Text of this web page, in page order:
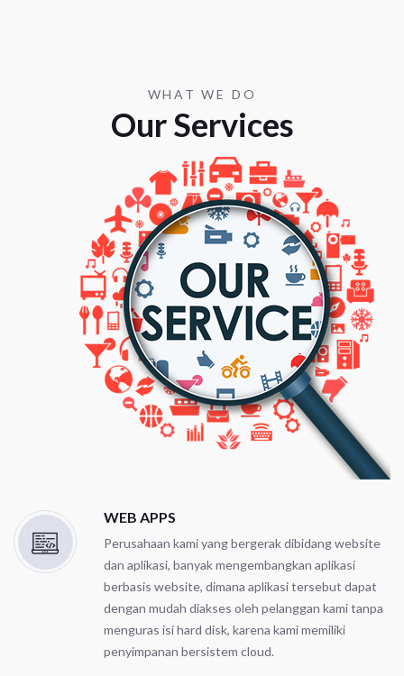
WHAT WE DO
Our Services
WEB APPS
Perusahaan kami yang bergerak dibidang website
dan aplikasi, banyak mengembangkan aplikasi
berbasis website, dimana aplikasi tersebut dapat
dengan mudah diakses oleh pelanggan kami tanpa
menguras isi hard disk, karena kami memiliki
penyimpanan bersistem cloud.